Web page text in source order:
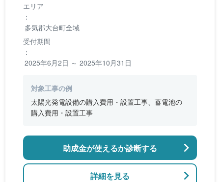
エリア
：
多気郡大台町全域
受付期間
：
2025年6月2日 ～ 2025年10月31日
対象工事の例
太陽光発電設備の購入費用・設置工事、蓄電池の
購入費用・設置工事
詳細を見る
助成金が使えるか診断する